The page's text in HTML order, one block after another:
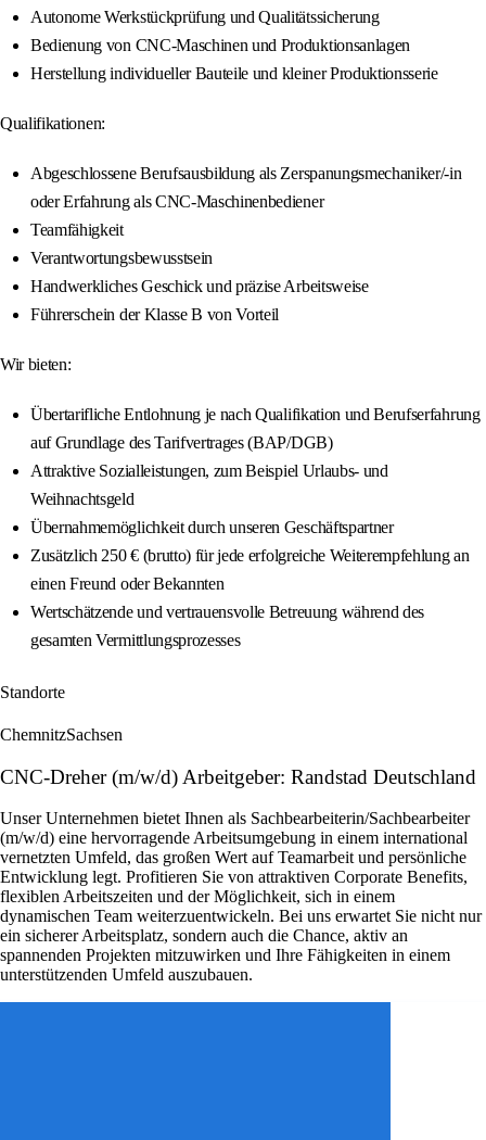
Autonome Werkstückprüfung und Qualitätssicherung
Bedienung von CNC-Maschinen und Produktionsanlagen
Herstellung individueller Bauteile und kleiner Produktionsserie
Qualifikationen:
Abgeschlossene Berufsausbildung als Zerspanungsmechaniker/-in
oder Erfahrung als CNC-Maschinenbediener
Teamfähigkeit
Verantwortungsbewusstsein
Handwerkliches Geschick und präzise Arbeitsweise
Führerschein der Klasse B von Vorteil
Wir bieten:
Übertarifliche Entlohnung je nach Qualifikation und Berufserfahrung
auf Grundlage des Tarifvertrages (BAP/DGB)
Attraktive Sozialleistungen, zum Beispiel Urlaubs- und
Weihnachtsgeld
Übernahmemöglichkeit durch unseren Geschäftspartner
Zusätzlich 250 € (brutto) für jede erfolgreiche Weiterempfehlung an
einen Freund oder Bekannten
Wertschätzende und vertrauensvolle Betreuung während des
gesamten Vermittlungsprozesses
Standorte
ChemnitzSachsen
CNC-Dreher (m/w/d) Arbeitgeber: Randstad Deutschland
Unser Unternehmen bietet Ihnen als Sachbearbeiterin/Sachbearbeiter
(m/w/d) eine hervorragende Arbeitsumgebung in einem international
vernetzten Umfeld, das großen Wert auf Teamarbeit und persönliche
Entwicklung legt. Profitieren Sie von attraktiven Corporate Benefits,
flexiblen Arbeitszeiten und der Möglichkeit, sich in einem
dynamischen Team weiterzuentwickeln. Bei uns erwartet Sie nicht nur
ein sicherer Arbeitsplatz, sondern auch die Chance, aktiv an
spannenden Projekten mitzuwirken und Ihre Fähigkeiten in einem
unterstützenden Umfeld auszubauen.